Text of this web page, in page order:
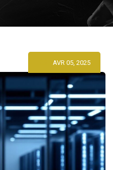
AVR 05, 2025